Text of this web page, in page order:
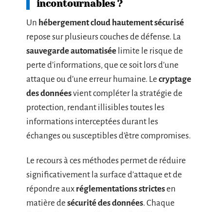
incontournables ?
Un hébergement cloud hautement sécurisé
repose sur plusieurs couches de défense. La
sauvegarde automatisée limite le risque de
perte d’informations, que ce soit lors d’une
attaque ou d’une erreur humaine. Le cryptage
des donnéesvient compléter la stratégie de
protection, rendant illisibles toutes les
informations interceptées durant les
échanges ou susceptibles d’être compromises.
Le recours à ces méthodes permet de réduire
significativement la surface d’attaque et de
répondre aux réglementations strictesen
matière de sécurité des données. Chaque